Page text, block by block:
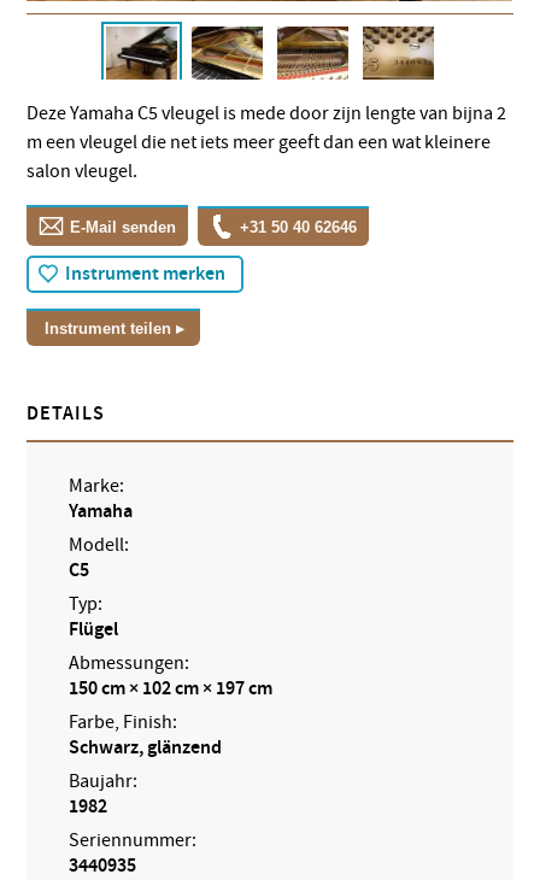
Deze Yamaha C5 vleugel is mede door zijn lengte van bijna 2
m een vleugel die net iets meer geeft dan een wat kleinere
salon vleugel.
E-Mail senden +31 50 40 62646
Instrument merken
Instrument teilen
DETAILS
Marke:
Yamaha
Modell:
C5
Typ:
Flügel
Abmessungen:
150 cm × 102 cm × 197 cm
Farbe, Finish:
Schwarz, glänzend
Baujahr:
1982
Seriennummer:
3440935